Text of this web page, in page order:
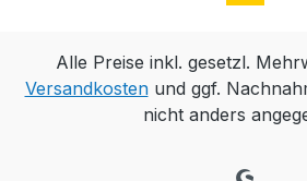
Alle Preise inkl. gesetzl.
Versandkostenund ggf.
nicht anders